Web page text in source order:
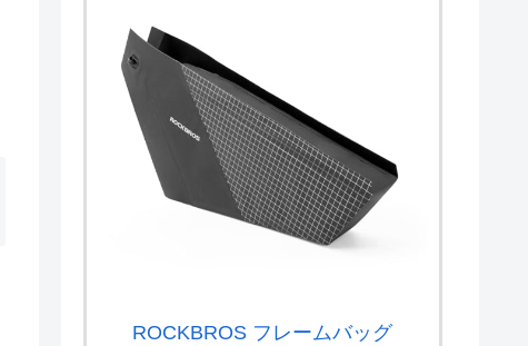
ROCKBROS フレームバッグ